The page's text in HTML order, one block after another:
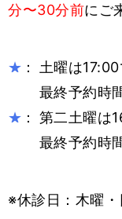
分〜30分前にご
★ ：
土曜は17:00
最終予約時
★ ：
第二土曜は
最終予約時
※休診日：木曜・